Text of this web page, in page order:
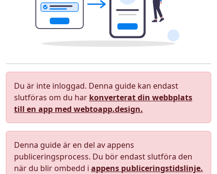
Du är inte inloggad. Denna guide kan endast
slutföras om du har konverterat din webbplats
till en app med webtoapp.design.
Denna guide är en del av appens
publiceringsprocess. Du bör endast slutföra den
när du blir ombedd i appens publiceringstidslinje.